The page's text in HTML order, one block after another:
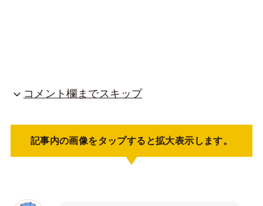
コメント欄までスキップ
記事内の画像をタップすると拡大表示します。